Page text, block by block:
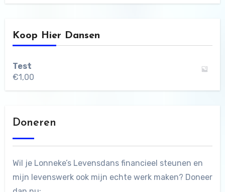
Koop Hier Dansen
Test
€1,00
Doneren
Wil je Lonneke’s Levensdans financieel steunen en
mijn levenswerk ook mijn echte werk maken? Doneer